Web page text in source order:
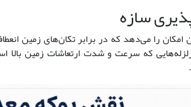
سازه
امکان را می‌دهد که در برابر تکان‌های زمین
که سرعت و شدت ارتعاشات زمین